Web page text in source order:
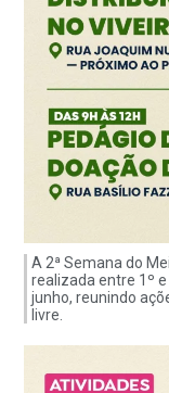
A 2ª Semana do
realizada entre 1º
junho, reunindo
livre.